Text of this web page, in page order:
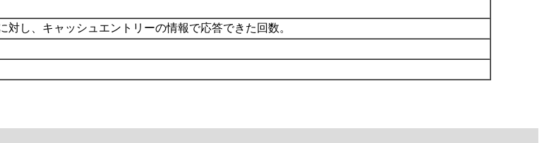
し、キャッシュエントリーの情報で応答できた回数。